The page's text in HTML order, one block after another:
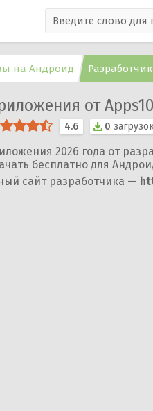
на Андроид
от
4.6 0
2026 года от
бесплатно для
сайт разработчика —